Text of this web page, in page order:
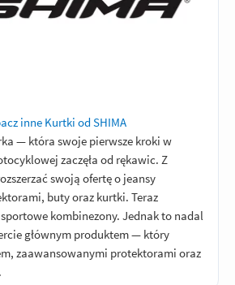
inne Kurtki od SHIMA
— która swoje pierwsze kroki w
zaczęła od rękawic. Z
swoją ofertę o jeansy
buty oraz kurtki. Teraz
kombinezony. Jednak to nadal
głównym produktem — który
zaawansowanymi protektorami oraz